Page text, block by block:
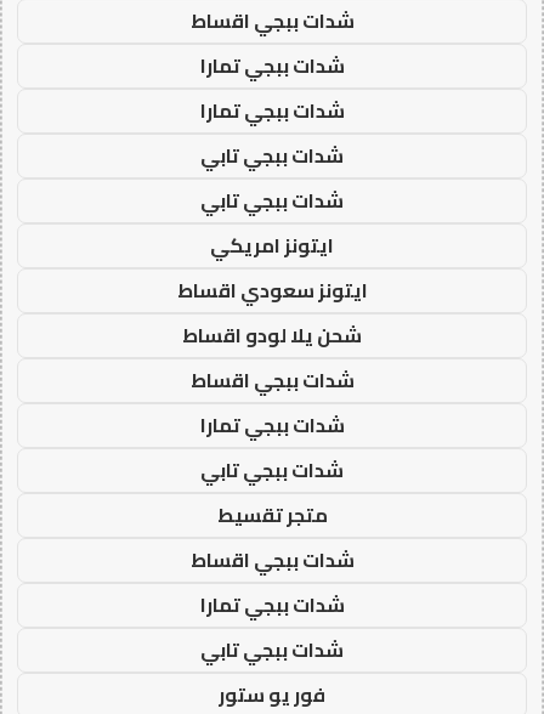
شدات ببجي اقساط
شدات ببجي تمارا
شدات ببجي تمارا
شدات ببجي تابي
شدات ببجي تابي
ايتونز امريكي
ايتونز سعودي اقساط
شحن يلا لودو اقساط
شدات ببجي اقساط
شدات ببجي تمارا
شدات ببجي تابي
متجر تقسيط
شدات ببجي اقساط
شدات ببجي تمارا
شدات ببجي تابي
فور يو ستور